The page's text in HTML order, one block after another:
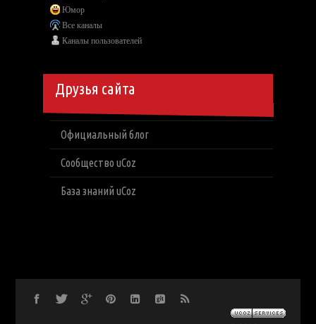
Юмор
Все каналы
Каналы пользователей
Друзья сайта
Официальный блог
Сообщество uCoz
База знаний uCoz